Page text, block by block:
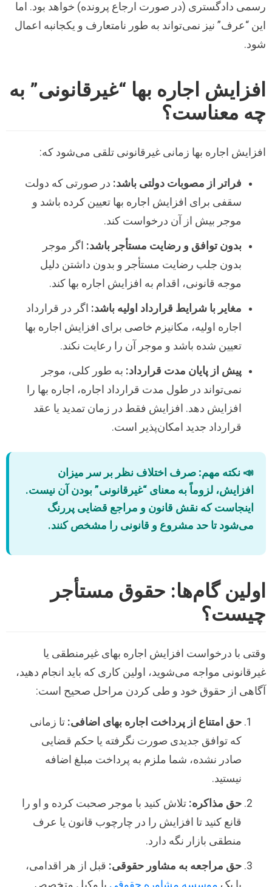
رسمی دادگستری (در صورت ارجاع پرونده) خواهد بود. اما
این “عرف” نیز نمی‌تواند به طور نامتعارف و یکجانبه اعمال
شود.
افزایش اجاره بها “غیرقانونی” به
چه معناست؟
افزایش اجاره بها زمانی غیرقانونی تلقی می‌شود که:
فراتر از مصوبات دولتی باشد: در صورتی که دولت
سقفی برای افزایش اجاره بها تعیین کرده باشد و
موجر بیش از آن درخواست کند.
بدون توافق و رضایت مستأجر باشد: اگر موجر
بدون جلب رضایت مستأجر و بدون داشتن دلیل
موجه قانونی، اقدام به افزایش اجاره بها کند.
مغایر با شرایط قرارداد اولیه باشد: اگر در قرارداد
اجاره اولیه، مکانیزم خاصی برای افزایش اجاره بها
تعیین شده باشد و موجر آن را رعایت نکند.
پیش از پایان مدت قرارداد: به طور کلی، موجر
نمی‌تواند در طول مدت قرارداد اجاره، اجاره بها را
افزایش دهد. افزایش فقط در زمان تمدید یا عقد
قرارداد جدید امکان‌پذیر است.
📣 نکته مهم: صرف اختلاف نظر بر سر میزان
افزایش، لزوماً به معنای “غیرقانونی” بودن آن نیست.
اینجاست که نقش قانون و مراجع قضایی پررنگ
می‌شود تا حد مشروع و قانونی را مشخص کنند.
اولین گام‌ها: حقوق مستأجر
چیست؟
وقتی با درخواست افزایش اجاره بهای غیرمنطقی یا
غیرقانونی مواجه می‌شوید، اولین کاری که باید انجام دهید،
آگاهی از حقوق خود و طی کردن مراحل صحیح است:
حق امتناع از پرداخت اجاره بهای اضافی: تا زمانی
که توافق جدیدی صورت نگرفته یا حکم قضایی
صادر نشده، شما ملزم به پرداخت مبلغ اضافه
نیستید.
حق مذاکره: تلاش کنید با موجر صحبت کرده و او را
قانع کنید تا افزایش را در چارچوب قانون یا عرف
منطقی بازار نگه دارد.
حق مراجعه به مشاور حقوقی: قبل از هر اقدامی،